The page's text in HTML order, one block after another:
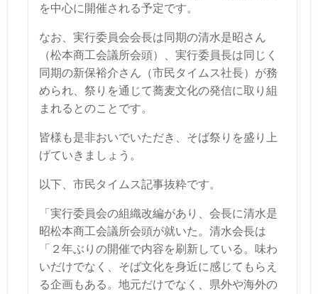
を中心に開催される予定です。
なお、実行委員会会長は同期の清水是昭さん
（松本商工会議所会頭）、実行委員長は同じく
同期の新保裕介さん（市民タイムス社長）が務
められ、祭りを通じて蕎麦文化の発信に取り組
まれるとのことです。
皆様も是非おいでいただき、そば祭りを盛り上
げていきましょう。
以下、市民タイムス記事抜粋です。
「実行委員会の組織改編があり、会長に清水是
昭松本商工会議所会頭が就いた。清水会長は
「２年ぶりの開催で内容を刷新している。味わ
いだけでなく、そば文化を身近に感じてもらえ
る企画もある。地元だけでなく、県外や海外の